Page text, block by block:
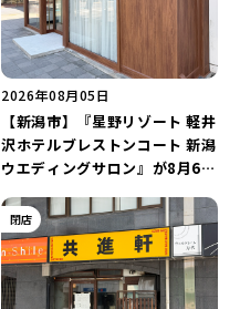
2026年08月05日
【新潟市】『星野リゾート 軽井
沢ホテルブレストンコート 新潟
ウエディングサロン』が8月6日
グを万代で相談しよう♪
閉店